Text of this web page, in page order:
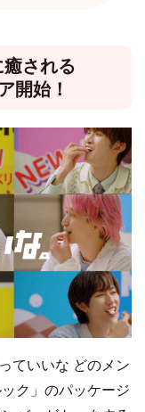
される
開始！
ていいな どのメン
ク」のパッケージ